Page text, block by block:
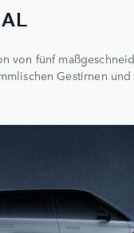
von fünf
Gestirnen und